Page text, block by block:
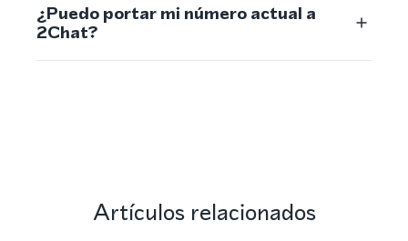
¿Puedo portar mi número actual a
2Chat?
Artículos relacionados